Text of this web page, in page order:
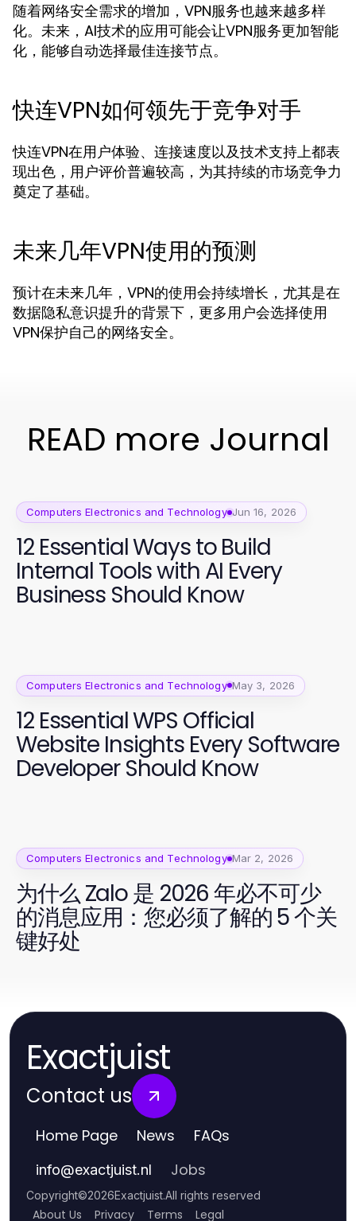
随着网络安全需求的增加，VPN服务也越来越多样
化。未来，AI技术的应用可能会让VPN服务更加智能
化，能够自动选择最佳连接节点。
快连VPN如何领先于竞争对手
快连VPN在用户体验、连接速度以及技术支持上都表
现出色，用户评价普遍较高，为其持续的市场竞争力
奠定了基础。
未来几年VPN使用的预测
预计在未来几年，VPN的使用会持续增长，尤其是在
数据隐私意识提升的背景下，更多用户会选择使用
VPN保护自己的网络安全。
READ more Journal
Computers Electronics and Technology Jun 16, 2026
12 Essential Ways to Build
Internal Tools with AI Every
Business Should Know
Computers Electronics and Technology May 3, 2026
12 Essential WPS Official
Website Insights Every Software
Developer Should Know
Computers Electronics and Technology Mar 2, 2026
为什么 Zalo 是 2026 年必不可少
的消息应用：您必须了解的 5 个关
键好处
Exactjuist
Contact us
Home Page News FAQs
info@exactjuist.nl Jobs
Copyright©2026Exactjuist.All rights reserved
About Us Privacy Terms Legal